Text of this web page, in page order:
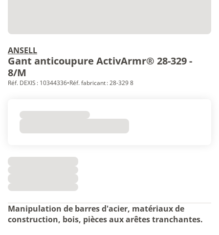
ANSELL
Gant anticoupure ActivArmr® 28-329 -
8/M
Réf. DEXIS : 10344336•Réf. fabricant : 28-329 8
Manipulation de barres d'acier, matériaux de
construction, bois, pièces aux arêtes tranchantes.